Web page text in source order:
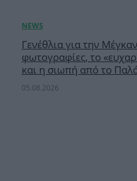
Γενέθλια για την
φωτογραφίες, το
και η σιωπή από το
05.08.2026